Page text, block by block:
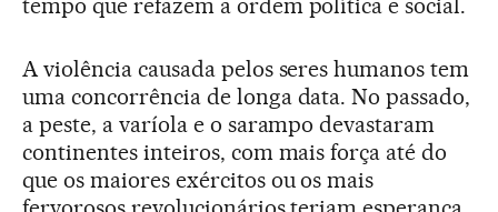
tempo que refazem a ordem política e social.
A violência causada pelos seres humanos tem
uma concorrência de longa data. No passado,
a peste, a varíola e o sarampo devastaram
continentes inteiros, com mais força até do
que os maiores exércitos ou os mais